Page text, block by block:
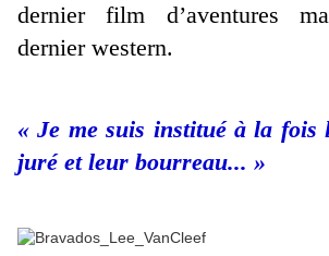
dernier film d’aventures
dernier western.
« Je me suis institué à la fois
juré et leur bourreau... »